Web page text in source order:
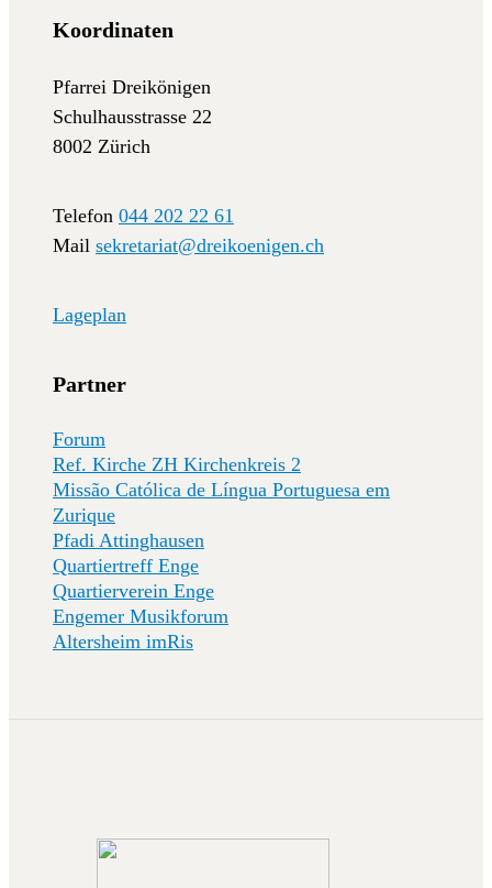
Koordinaten
Pfarrei Dreikönigen
Schulhausstrasse 22
8002 Zürich
Telefon 044 202 22 61
Mail sekretariat@dreikoenigen.ch
Lageplan
Partner
Forum
Ref. Kirche ZH Kirchenkreis 2
Missão Católica de Língua Portuguesa em
Zurique
Pfadi Attinghausen
Quartiertreff Enge
Quartierverein Enge
Engemer Musikforum
Altersheim imRis